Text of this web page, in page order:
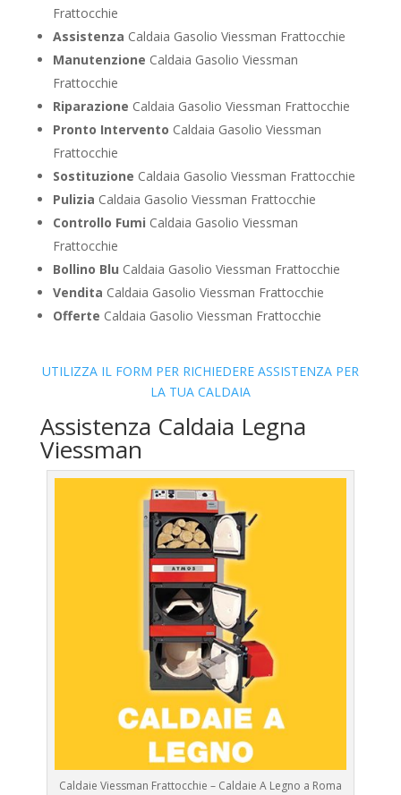
Frattocchie
Assistenza Caldaia Gasolio Viessman Frattocchie
Manutenzione Caldaia Gasolio Viessman
Frattocchie
Riparazione Caldaia Gasolio Viessman Frattocchie
Pronto Intervento Caldaia Gasolio Viessman
Frattocchie
Sostituzione Caldaia Gasolio Viessman Frattocchie
Pulizia Caldaia Gasolio Viessman Frattocchie
Controllo Fumi Caldaia Gasolio Viessman
Frattocchie
Bollino Blu Caldaia Gasolio Viessman Frattocchie
Vendita Caldaia Gasolio Viessman Frattocchie
Offerte Caldaia Gasolio Viessman Frattocchie
UTILIZZA IL FORM PER RICHIEDERE ASSISTENZA PER
LA TUA CALDAIA
Assistenza Caldaia Legna
Viessman
Caldaie Viessman Frattocchie – Caldaie A Legno a Roma